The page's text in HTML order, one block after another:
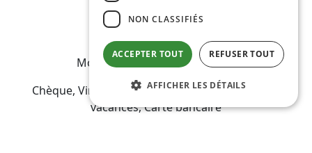
Modes de règlement acceptés
Chèque, Virement, Espèces, Bons CAF, Chèques
vacances, Carte bancaire
NON CLASSIFIÉS
ACCEPTER TOUT REFUSER TOUT
AFFICHER LES DÉTAILS